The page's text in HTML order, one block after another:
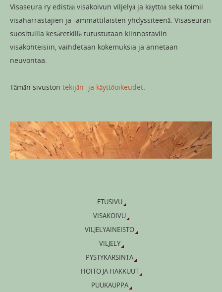
Visaseura ry edistää visakoivun viljelyä ja käyttöä sekä toimii
visaharrastajien ja -ammattilaisten yhdyssiteenä. Visaseuran
suosituilla kesäretkillä tutustutaan kiinnostaviin
visakohteisiin, vaihdetaan kokemuksia ja annetaan
neuvontaa.
Tämän sivuston tekijän- ja käyttöoikeudet.
ETUSIVU
VISAKOIVU
VILJELYAINEISTO
VILJELY
PYSTYKARSINTA
HOITO JA HAKKUUT
PUUKAUPPA